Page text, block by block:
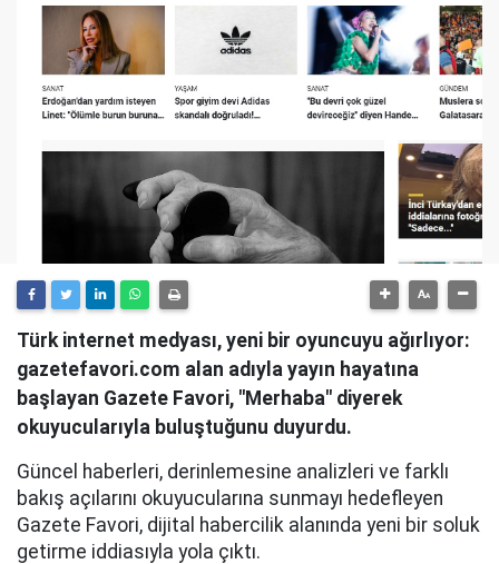
Türk internet medyası, yeni bir oyuncuyu ağırlıyor:
gazetefavori.com alan adıyla yayın hayatına
başlayan Gazete Favori, "Merhaba" diyerek
okuyucularıyla buluştuğunu duyurdu.
Güncel haberleri, derinlemesine analizleri ve farklı
bakış açılarını okuyucularına sunmayı hedefleyen
Gazete Favori, dijital habercilik alanında yeni bir soluk
getirme iddiasıyla yola çıktı.